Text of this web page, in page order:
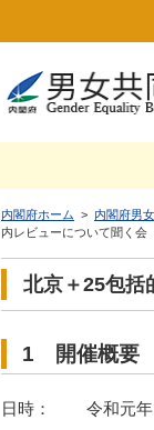
内閣府ホーム > 内閣府男
内レビューについて聞く会
北京＋25包括
1 開催概要
日時：
令和元